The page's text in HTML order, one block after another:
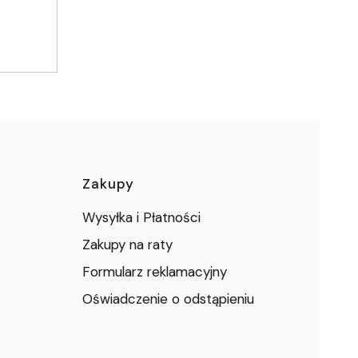
Zakupy
Wysyłka i Płatności
Zakupy na raty
Formularz reklamacyjny
Oświadczenie o odstąpieniu